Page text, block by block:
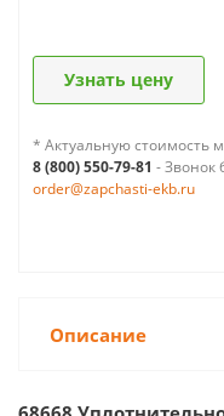
Узнать цену
* Актуальную стоимость
8 (800) 550-79-81 - Звонок
order@zapchasti-ekb.ru
Описание